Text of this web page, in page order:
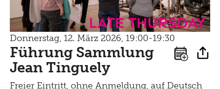
Late Thursday
Donnerstag, 12. März 2026, 19:00-19:30
Führung Sammlung
Jean Tinguely
Freier Eintritt, ohne Anmeldung, auf Deutsch